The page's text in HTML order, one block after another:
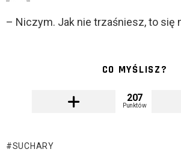
– Niczym. Jak nie trzaśniesz, to się
CO MYŚLISZ?
207
Punktów
SUCHARY